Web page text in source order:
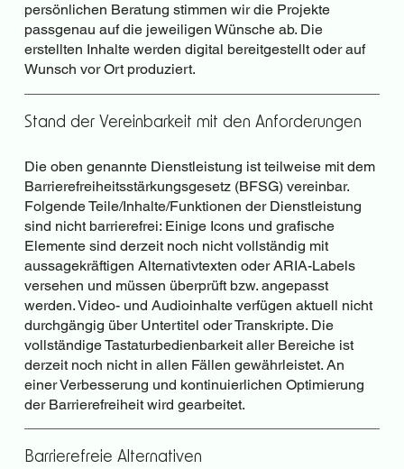
persönlichen Beratung stimmen wir die Projekte
passgenau auf die jeweiligen Wünsche ab. Die
erstellten Inhalte werden digital bereitgestellt oder auf
Wunsch vor Ort produziert.
Stand der Vereinbarkeit mit den Anforderungen
Die oben genannte Dienstleistung ist teilweise mit dem
Barrierefreiheitsstärkungsgesetz (BFSG) vereinbar.
Folgende Teile/Inhalte/Funktionen der Dienstleistung
sind nicht barrierefrei: Einige Icons und grafische
Elemente sind derzeit noch nicht vollständig mit
aussagekräftigen Alternativtexten oder ARIA-Labels
versehen und müssen überprüft bzw. angepasst
werden. Video- und Audioinhalte verfügen aktuell nicht
durchgängig über Untertitel oder Transkripte. Die
vollständige Tastaturbedienbarkeit aller Bereiche ist
derzeit noch nicht in allen Fällen gewährleistet. An
einer Verbesserung und kontinuierlichen Optimierung
der Barrierefreiheit wird gearbeitet.
Barrierefreie Alternativen